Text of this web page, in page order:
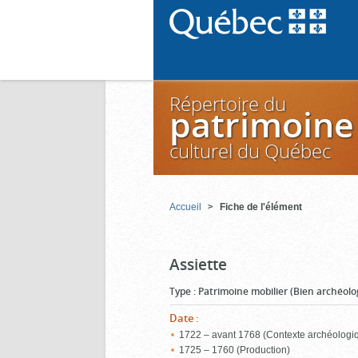
Répertoire du
patrimoine
culturel du Québec
Accueil Fiche de l'élément
Assiette
Type : Patrimoine mobilier (Bien
Date :
1722 – avant 1768 (Contexte
1725 – 1760 (Production)